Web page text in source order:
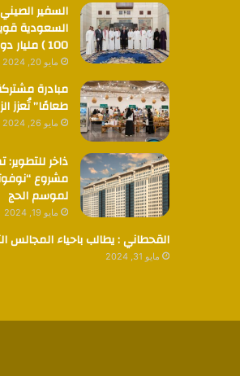
السفير
السعودية
100 ) مليار دولار
مايو 20, 2024
مبادرة
طعامًا” تُعزز
مايو 26, 2024
ذاخر
مشروع
لموسم الحج
مايو 19, 2024
القحطاني : يطالب باحياء المجالس
مايو 31, 2024